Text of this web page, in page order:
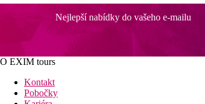
Nejlepší nabídky do vašeho e-mailu
O EXIM tours
Kontakt
Pobočky